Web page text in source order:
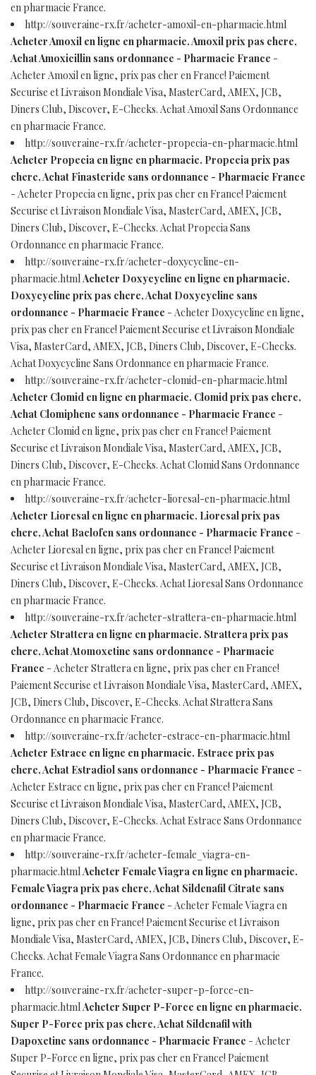
en pharmacie France.
http://souveraine-rx.fr/acheter-amoxil-en-pharmacie.html
Acheter Amoxil en ligne en pharmacie. Amoxil prix pas chere,
Achat Amoxicillin sans ordonnance - Pharmacie France -
Acheter Amoxil en ligne, prix pas cher en France! Paiement
Securise et Livraison Mondiale Visa, MasterCard, AMEX, JCB,
Diners Club, Discover, E-Checks. Achat Amoxil Sans Ordonnance
en pharmacie France.
http://souveraine-rx.fr/acheter-propecia-en-pharmacie.html
Acheter Propecia en ligne en pharmacie. Propecia prix pas
chere, Achat Finasteride sans ordonnance - Pharmacie France
- Acheter Propecia en ligne, prix pas cher en France! Paiement
Securise et Livraison Mondiale Visa, MasterCard, AMEX, JCB,
Diners Club, Discover, E-Checks. Achat Propecia Sans
Ordonnance en pharmacie France.
http://souveraine-rx.fr/acheter-doxycycline-en-
pharmacie.htmlAcheter Doxycycline en ligne en pharmacie.
Doxycycline prix pas chere, Achat Doxycycline sans
ordonnance - Pharmacie France - Acheter Doxycycline en ligne,
prix pas cher en France! Paiement Securise et Livraison Mondiale
Visa, MasterCard, AMEX, JCB, Diners Club, Discover, E-Checks.
Achat Doxycycline Sans Ordonnance en pharmacie France.
http://souveraine-rx.fr/acheter-clomid-en-pharmacie.html
Acheter Clomid en ligne en pharmacie. Clomid prix pas chere,
Achat Clomiphene sans ordonnance - Pharmacie France -
Acheter Clomid en ligne, prix pas cher en France! Paiement
Securise et Livraison Mondiale Visa, MasterCard, AMEX, JCB,
Diners Club, Discover, E-Checks. Achat Clomid Sans Ordonnance
en pharmacie France.
http://souveraine-rx.fr/acheter-lioresal-en-pharmacie.html
Acheter Lioresal en ligne en pharmacie. Lioresal prix pas
chere, Achat Baclofen sans ordonnance - Pharmacie France -
Acheter Lioresal en ligne, prix pas cher en France! Paiement
Securise et Livraison Mondiale Visa, MasterCard, AMEX, JCB,
Diners Club, Discover, E-Checks. Achat Lioresal Sans Ordonnance
en pharmacie France.
http://souveraine-rx.fr/acheter-strattera-en-pharmacie.html
Acheter Strattera en ligne en pharmacie. Strattera prix pas
chere, Achat Atomoxetine sans ordonnance - Pharmacie
France - Acheter Strattera en ligne, prix pas cher en France!
Paiement Securise et Livraison Mondiale Visa, MasterCard, AMEX,
JCB, Diners Club, Discover, E-Checks. Achat Strattera Sans
Ordonnance en pharmacie France.
http://souveraine-rx.fr/acheter-estrace-en-pharmacie.html
Acheter Estrace en ligne en pharmacie. Estrace prix pas
chere, Achat Estradiol sans ordonnance - Pharmacie France -
Acheter Estrace en ligne, prix pas cher en France! Paiement
Securise et Livraison Mondiale Visa, MasterCard, AMEX, JCB,
Diners Club, Discover, E-Checks. Achat Estrace Sans Ordonnance
en pharmacie France.
http://souveraine-rx.fr/acheter-female_viagra-en-
pharmacie.htmlAcheter Female Viagra en ligne en pharmacie.
Female Viagra prix pas chere, Achat Sildenafil Citrate sans
ordonnance - Pharmacie France - Acheter Female Viagra en
ligne, prix pas cher en France! Paiement Securise et Livraison
Mondiale Visa, MasterCard, AMEX, JCB, Diners Club, Discover, E-
Checks. Achat Female Viagra Sans Ordonnance en pharmacie
France.
http://souveraine-rx.fr/acheter-super-p-force-en-
pharmacie.htmlAcheter Super P-Force en ligne en pharmacie.
Super P-Force prix pas chere, Achat Sildenafil with
Dapoxetine sans ordonnance - Pharmacie France - Acheter
Super P-Force en ligne, prix pas cher en France! Paiement